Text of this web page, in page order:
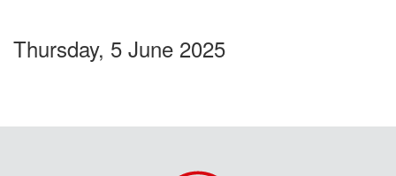
Thursday, 5 June 2025